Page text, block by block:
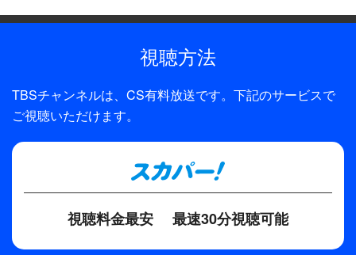
にも注目したい。
ファンミーティングの醍醐味と言えばメンバーの素
得大作戦！」というテーマで様々なミッションにチ
ャレンジし、一番多くハートを獲得したメンバーに
は「LOVE KING」の称号が与えられる。これまで
の歴史を振り返るクイズコーナーやチームに分かれ
て風船を使ったゲームなどで盛り上がり、最後は障
たして最高の栄誉に輝くのは？
イ・サンホ
視聴方法
TBSチャンネルは、CS有料放送です。下記のサービスで
ご視聴いただけます。
視聴料金最安 最速30分視聴可能